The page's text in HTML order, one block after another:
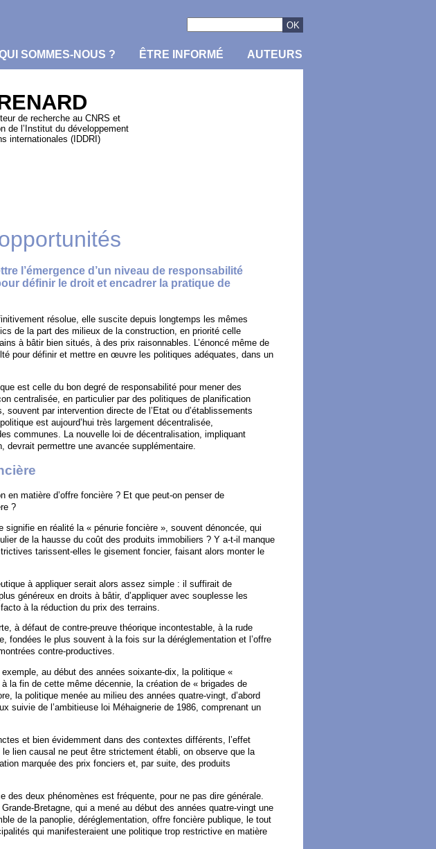
SOMMES-NOUS ? ÊTRE INFORMÉ AUTEURS
de recherche au CNRS et
de l’Institut du développement
internationales (IDDRI)
l’émergence d’un niveau de responsabilité
définir le droit et encadrer la pratique de
résolue, elle suscite depuis longtemps les mêmes
de la part des milieux de la construction, en priorité celle
à bâtir bien situés, à des prix raisonnables. L’énoncé même de
pour définir et mettre en œuvre les politiques adéquates, dans un
est celle du bon degré de responsabilité pour mener des
centralisée, en particulier par des politiques de planification
par intervention directe de l’Etat ou d’établissements
est aujourd’hui très largement décentralisée,
communes. La nouvelle loi de décentralisation, impliquant
devrait permettre une avancée supplémentaire.
matière d’offre foncière ? Et que peut-on penser de
?
signifie en réalité la « pénurie foncière », souvent dénoncée, qui
de la hausse du coût des produits immobiliers ? Y a-t-il manque
tarissent-elles le gisement foncier, faisant alors monter le
à appliquer serait alors assez simple : il suffirait de
généreux en droits à bâtir, d’appliquer avec souplesse les
à la réduction du prix des terrains.
à défaut de contre-preuve théorique incontestable, à la rude
fondées le plus souvent à la fois sur la déréglementation et l’offre
contre-productives.
au début des années soixante-dix, la politique «
la fin de cette même décennie, la création de « brigades de
la politique menée au milieu des années quatre-vingt, d’abord
suivie de l’ambitieuse loi Méhaignerie de 1986, comprenant un
et bien évidemment dans des contextes différents, l’effet
lien causal ne peut être strictement établi, on observe que la
marquée des prix fonciers et, par suite, des produits
des deux phénomènes est fréquente, pour ne pas dire générale.
Bretagne, qui a mené au début des années quatre-vingt une
de la panoplie, déréglementation, offre foncière publique, le tout
qui manifesteraient une politique trop restrictive en matière